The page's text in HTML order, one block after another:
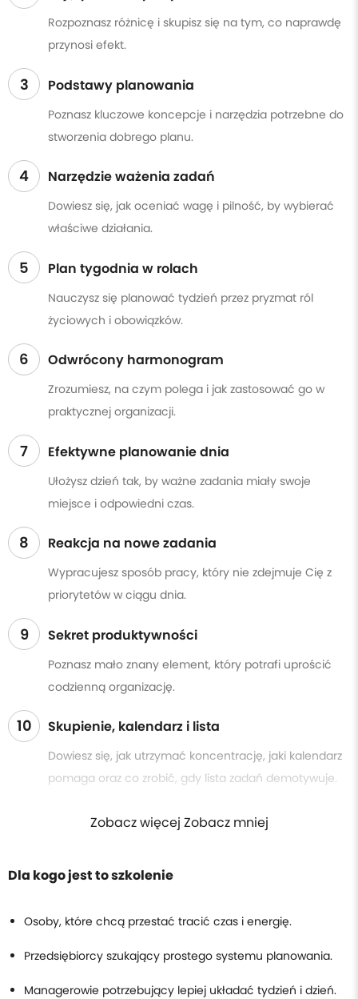
Rozpoznasz różnicę i skupisz się na tym, co naprawdę
przynosi efekt.
3 Podstawy planowania
Poznasz kluczowe koncepcje i narzędzia potrzebne do
stworzenia dobrego planu.
4 Narzędzie ważenia zadań
Dowiesz się, jak oceniać wagę i pilność, by wybierać
właściwe działania.
5 Plan tygodnia w rolach
Nauczysz się planować tydzień przez pryzmat ról
życiowych i obowiązków.
6 Odwrócony harmonogram
Zrozumiesz, na czym polega i jak zastosować go w
praktycznej organizacji.
7 Efektywne planowanie dnia
Ułożysz dzień tak, by ważne zadania miały swoje
miejsce i odpowiedni czas.
8 Reakcja na nowe zadania
Wypracujesz sposób pracy, który nie zdejmuje Cię z
priorytetów w ciągu dnia.
9 Sekret produktywności
Poznasz mało znany element, który potrafi uprościć
codzienną organizację.
10 Skupienie, kalendarz i lista
Dowiesz się, jak utrzymać koncentrację, jaki kalendarz
pomaga oraz co zrobić, gdy lista zadań demotywuje.
Zobacz więcej Zobacz mniej
Dla kogo jest to szkolenie
Osoby, które chcą przestać tracić czas i energię.
Przedsiębiorcy szukający prostego systemu planowania.
Managerowie potrzebujący lepiej układać tydzień i dzień.